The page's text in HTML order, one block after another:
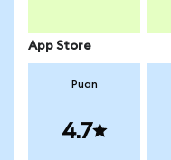
App Store
Puan
4.7